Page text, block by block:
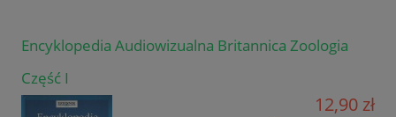
Encyklopedia Audiowizualna Britannica Zoologia
Część I
12,90 zł